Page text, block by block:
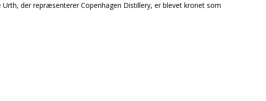
der repræsenterer Copenhagen Distillery, er blevet kronet som